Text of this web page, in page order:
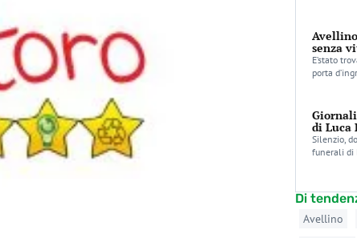
senza
E’stato
porta
di Luca
Silenzio,
funerali di
Di
Avellino